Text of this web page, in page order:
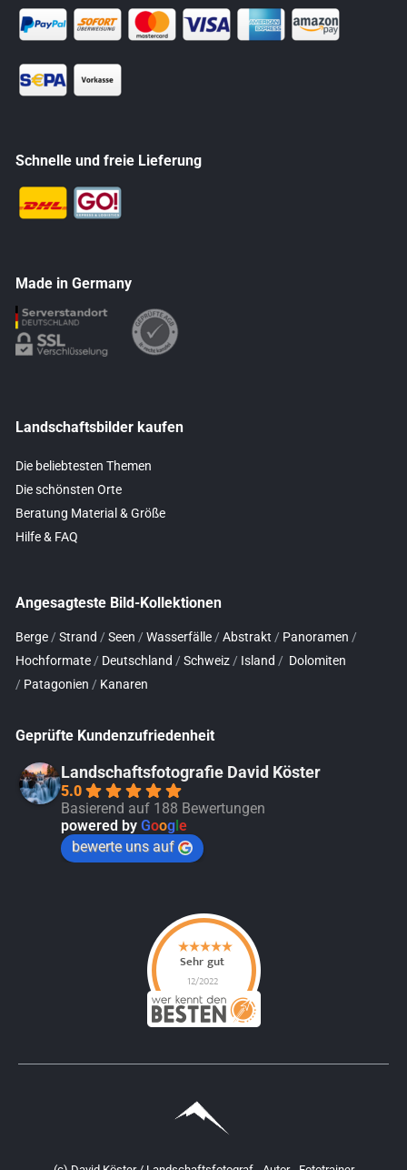
Schnelle und freie Lieferung
Made in Germany
Landschaftsbilder kaufen
Die beliebtesten Themen
Die schönsten Orte
Beratung Material & Größe
Hilfe & FAQ
Angesagteste Bild-Kollektionen
Berge / Strand / Seen / Wasserfälle / Abstrakt / Panoramen /
Hochformate / Deutschland / Schweiz / Island / Dolomiten
/ Patagonien / Kanaren
Geprüfte Kundenzufriedenheit
Landschaftsfotografie David Köster
5.0
Basierend auf 188 Bewertungen
powered by Google
bewerte uns auf